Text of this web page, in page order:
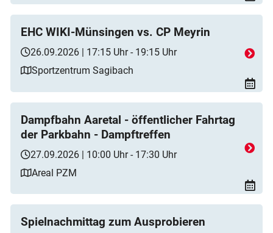
EHC WIKI-Münsingen vs. CP Meyrin
26.09.2026 | 17:15 Uhr - 19:15 Uhr
Sportzentrum Sagibach
Dampfbahn Aaretal - öffentlicher Fahrtag
der Parkbahn - Dampftreffen
27.09.2026 | 10:00 Uhr - 17:30 Uhr
Areal PZM
Spielnachmittag zum Ausprobieren